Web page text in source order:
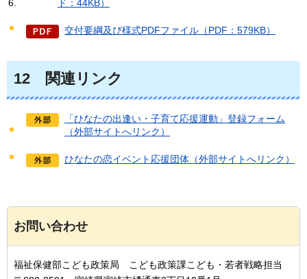
ド：44KB）
交付要綱及び様式PDFファイル（PDF：579KB）
12 関連リンク
「ひなたの出逢い・子育て応援運動」登録フォーム
（外部サイトへリンク）
ひなたの恋イベント応援団体（外部サイトへリンク）
お問い合わせ
福祉保健部こども政策局 こども政策課こども・若者戦略担当